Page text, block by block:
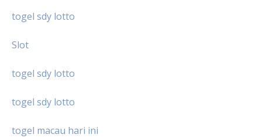
togel sdy lotto
Slot
togel sdy lotto
togel sdy lotto
togel macau hari ini